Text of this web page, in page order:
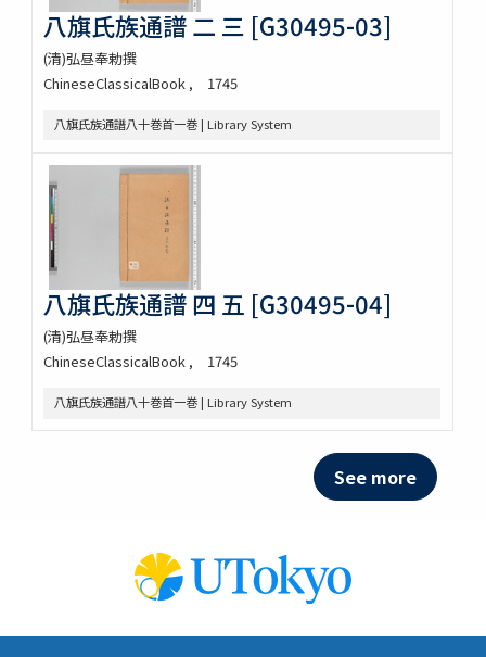
八旗氏族通譜 二 三 [G30495-03]
(清)弘昼奉勅撰
ChineseClassicalBook
1745
八旗氏族通譜八十巻首一巻 | Library System
八旗氏族通譜 四 五 [G30495-04]
(清)弘昼奉勅撰
ChineseClassicalBook
1745
八旗氏族通譜八十巻首一巻 | Library System
See more